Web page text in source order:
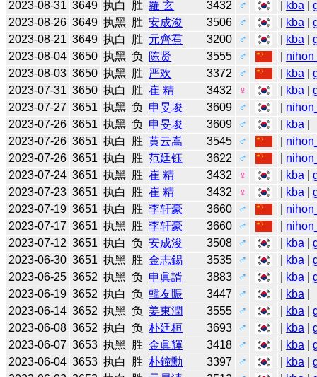
2023-08-31 3649 执白 胜 羅 玄 3432 ♂ kba |
2023-08-26 3649 执黑 胜 安成浚 3506 ♂ kba |
2023-08-21 3649 执白 胜 元齊焄 3200 ♂ kba |
2023-08-04 3650 执黑 负 陈贤 3555 ♂
2023-08-03 3650 执黑 胜 严欢 3372 ♂ kba |
2023-07-31 3650 执白 胜 崔 精 3432 ♀ kba |
2023-07-27 3651 执黑 负 申旻埈 3609 ♂
2023-07-26 3651 执黑 负 申旻埈 3609 ♂ kba
2023-07-26 3651 执白 胜 黄云嵩 3545 ♂
2023-07-26 3651 执白 胜 范廷钰 3622 ♂
2023-07-24 3651 执黑 胜 崔 精 3432 ♀ kba |
2023-07-23 3651 执白 胜 崔 精 3432 ♀ kba |
2023-07-19 3651 执白 胜 李轩豪 3660 ♂
2023-07-17 3651 执黑 胜 李轩豪 3660 ♂
2023-07-12 3651 执白 负 安成浚 3508 ♂ kba |
2023-06-30 3651 执黑 胜 金志錫 3535 ♂ kba |
2023-06-25 3652 执黑 负 申眞諝 3883 ♂ kba |
2023-06-19 3652 执白 负 韓友賑 3447 ♂ kba
2023-06-14 3652 执黑 负 姜東潤 3555 ♂ kba |
2023-06-08 3652 执白 负 朴廷桓 3693 ♂ kba |
2023-06-07 3653 执黑 胜 金眞輝 3418 ♂ kba |
2023-06-04 3653 执白 胜 朴鐘勳 3397 ♂ kba |